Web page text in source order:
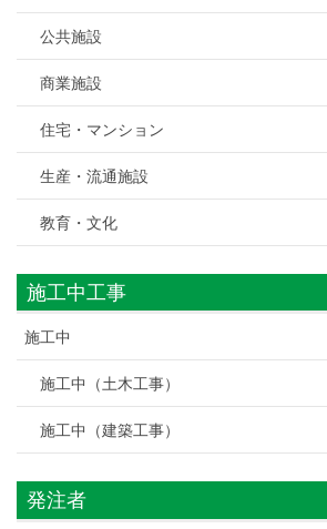
公共施設
商業施設
住宅・マンション
生産・流通施設
教育・文化
施工中工事
施工中
施工中（土木工事）
施工中（建築工事）
発注者